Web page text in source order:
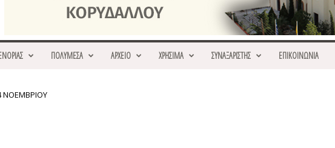
ΠΟΛΥΜΕΣΑ ΑΡΧΕΙΟ ΧΡΗΣΙΜΑ ΣΥΝΑΞΑΡΙΣΤΗΣ ΕΠΙΚΟΙΝΩΝΙΑ
ΝΟΕΜΒΡΙΟΥ